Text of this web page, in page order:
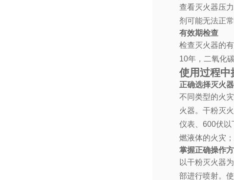
查看灭火器压
剂可能无法正
有效期检查
检查灭火器的
10年，二氧化
使用过程中
正确选择灭火
不同类型的火
火器。干粉灭
仪表、600伏以
燃液体的火灾
掌握正确操作
以干粉灭火器
部进行喷射。